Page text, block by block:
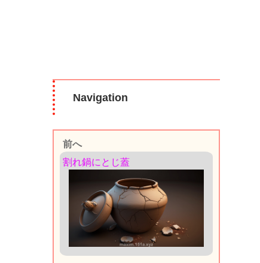
Navigation
前へ
割れ鍋にとじ蓋